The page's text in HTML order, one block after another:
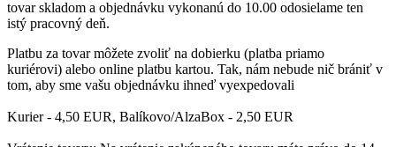
tovarskladom a objednávku vykonanú do 10.00 odosielame ten
istý pracovný deň.
Platbu za tovar môžete zvoliť na dobierku (platba priamo
kuriérovi) alebo online platbu kartou. Tak, nám nebude nič brániť v
tom, aby sme vašu objednávku ihneď vyexpedovali
Kurier - 4,50 EUR, Balíkovo/AlzaBox - 2,50 EUR